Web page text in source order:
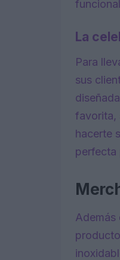
La
Para
sus
favorita,
hacerte
perfecta
Además